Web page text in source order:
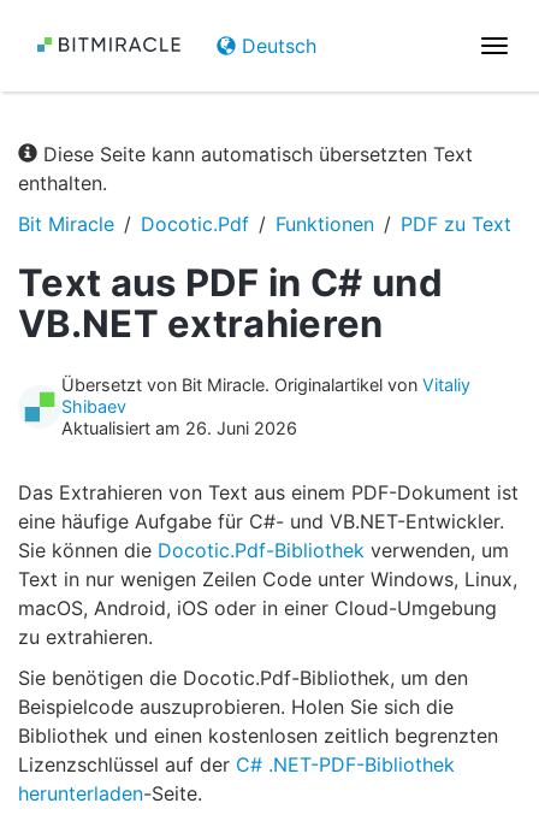
Deutsch
Diese Seite kann automatisch übersetzten Text
enthalten.
Bit Miracle
Docotic.Pdf Funktionen PDF zu Text
Text aus PDF in C# und
VB.NET extrahieren
Übersetzt von Bit Miracle. Originalartikel von Vitaliy
Shibaev
Aktualisiert am 26. Juni 2026
Das Extrahieren von Text aus einem PDF-Dokument ist
eine häufige Aufgabe für C#- und VB.NET-Entwickler.
Sie können die Docotic.Pdf-Bibliothek verwenden, um
Text in nur wenigen Zeilen Code unter Windows, Linux,
macOS, Android, iOS oder in einer Cloud-Umgebung
zu extrahieren.
Sie benötigen die Docotic.Pdf-Bibliothek, um den
Beispielcode auszuprobieren. Holen Sie sich die
Bibliothek und einen kostenlosen zeitlich begrenzten
Lizenzschlüssel auf der C# .NET-PDF-Bibliothek
herunterladen-Seite.